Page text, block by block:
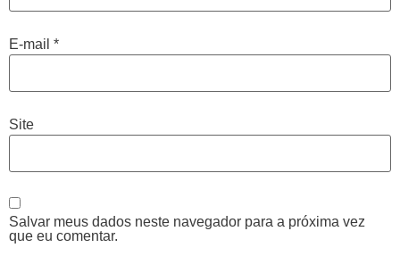
E-mail *
Site
Salvar meus dados neste navegador para a próxima vez
que eu comentar.